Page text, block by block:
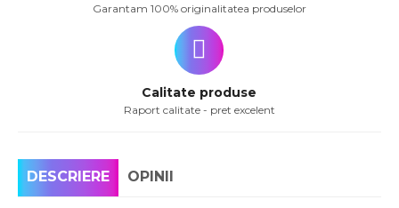
Garantam 100% originalitatea produselor
Calitate produse
Raport calitate - pret excelent
DESCRIERE OPINII